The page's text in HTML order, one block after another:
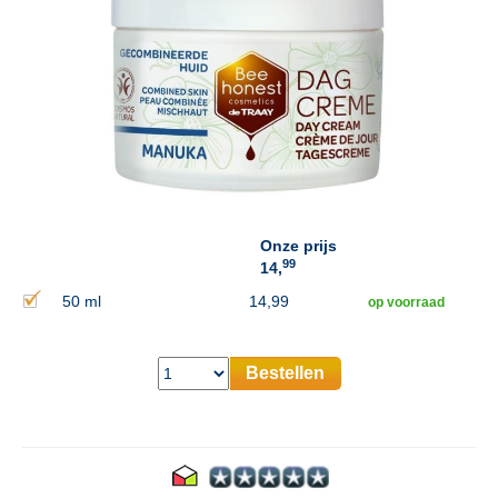
Onze prijs
14,99
50 ml 14,99 op voorraad
Bestellen